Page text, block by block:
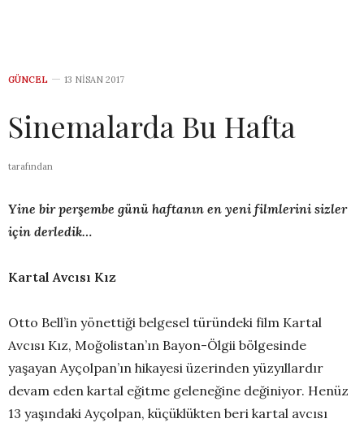
GÜNCEL 13 NISAN 2017
Sinemalarda Bu Hafta
tarafından
Yine bir perşembe günü haftanın en yeni filmlerini sizler
için derledik…
Kartal Avcısı Kız
Otto Bell’in yönettiği belgesel türündeki film Kartal
Avcısı Kız, Moğolistan’ın Bayon-Ölgii bölgesinde
yaşayan Ayçolpan’ın hikayesi üzerinden yüzyıllardır
devam eden kartal eğitme geleneğine değiniyor. Henüz
13 yaşındaki Ayçolpan, küçüklükten beri kartal avcısı